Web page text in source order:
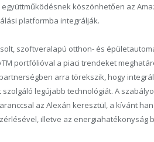
köszönhetően az
platformba integrálják.
szoftveralapú otthon- és
TM portfólióval a piaci trendeket
arra törekszik, hogy
legújabb technológiát. A
az Alexán keresztül, a kívánt
illetve az energiahatékonyság